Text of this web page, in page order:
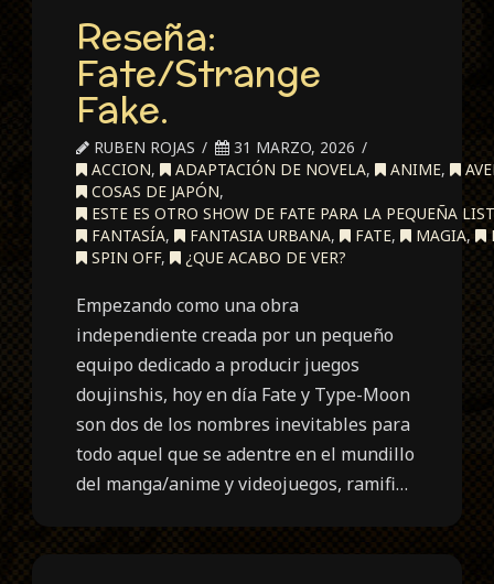
Reseña:
Fate/Strange
Fake.
RUBEN ROJAS
31 MARZO, 2026
ACCION, ADAPTACIÓN DE NOVELA, ANIME,
COSAS DE JAPÓN,
ESTE ES OTRO SHOW DE FATE PARA LA PEQUEÑA
FANTASÍA, FANTASIA URBANA, FATE, MAGIA,
SPIN OFF, ¿QUE ACABO DE VER?
Empezando como una obra
independiente creada por un pequeño
equipo dedicado a producir juegos
doujinshis, hoy en día Fate y Type-Moon
son dos de los nombres inevitables para
todo aquel que se adentre en el mundillo
del manga/anime y videojuegos, ramifi…